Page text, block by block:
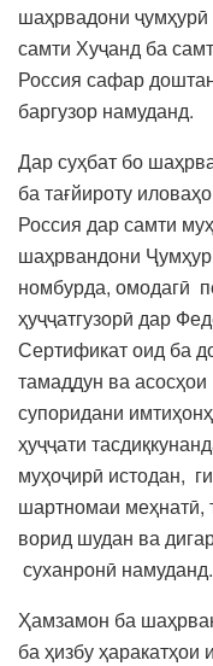
шаҳрвадони
самти Хуҷанд ба
Россия сафар
баргузор намуданд.
Дар суҳбат бо
ба тағйироту
Россия дар самти
шаҳрвандони
номбурда, омодагӣ
ҳуҷҷатгузорӣ дар
Сертификат оид ба
тамаддун ва асосҳои
супоридани
ҳуҷҷати
муҳоҷирӣ истодан,
шартномаи меҳнатӣ,
ворид шудан ва
суханронӣ намуданд.
Ҳамзамон ба
ба ҳизбу